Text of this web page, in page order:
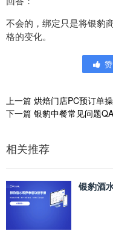
不会的，绑定只是将银豹
格的变化。
赞
上一篇 烘焙门店PC预订单
下一篇 银豹中餐常见问题QA
相关推荐
银豹酒